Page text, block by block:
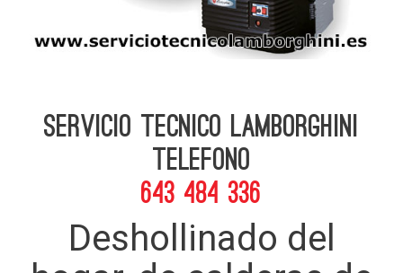
Servicio Tecnico Lamborghini
telefono
643 484 336
Deshollinado del